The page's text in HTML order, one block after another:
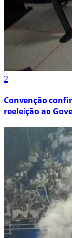
2
Convenção
reeleição ao